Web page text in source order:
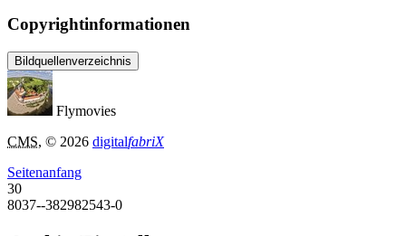
Copyrightinformationen
Bildquellenverzeichnis
Flymovies
CMS, © 2026 digitalfabriX
Seitenanfang
30
8037--382982543-0